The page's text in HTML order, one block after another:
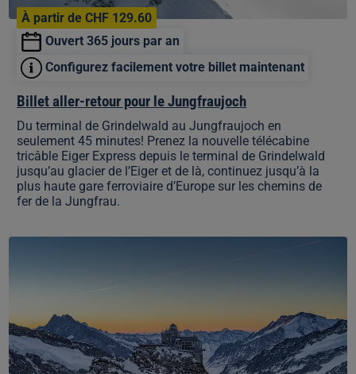
À partir de CHF 129.60
Ouvert 365 jours par an
Configurez facilement votre billet maintenant
Billet aller-retour pour le Jungfraujoch
Du terminal de Grindelwald au Jungfraujoch en
seulement 45 minutes! Prenez la nouvelle télécabine
tricâble Eiger Express depuis le terminal de Grindelwald
jusqu’au glacier de l’Eiger et de là, continuez jusqu’à la
plus haute gare ferroviaire d’Europe sur les chemins de
fer de la Jungfrau.
Billet
Jungfraujoch